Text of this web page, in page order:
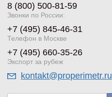
8 (800) 500-81-59
Звонки по России:
+7 (495) 845-46-31
Телефон в Москве
+7 (495) 660-35-26
Экспорт за рубеж
kontakt@properimetr.ru